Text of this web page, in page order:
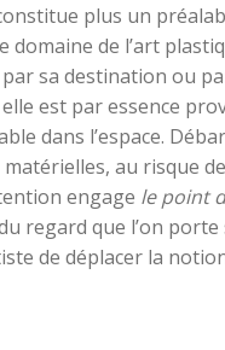
plus un
domaine de l’art
sa destination ou
est par essence
dans l’espace.
au risque
engage le point
regard que l’on
de déplacer la